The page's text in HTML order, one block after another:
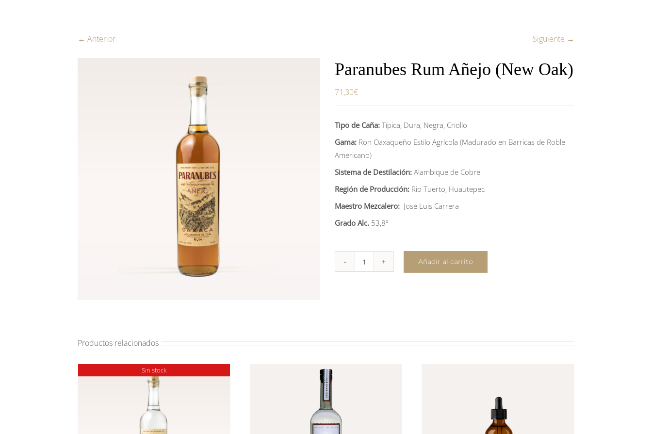
← Anterior Siguiente →
Paranubes Rum Añejo (New Oak)
71,30€
Tipo de Caña: Típica, Dura, Negra, Criollo
Gama: Ron Oaxaqueño Estilo Agrícola (Madurado en Barricas de Roble
Americano)
Sistema de Destilación: Alambique de Cobre
Región de Producción: Rio Tuerto, Huautepec
Maestro Mezcalero: José Luis Carrera
Grado Alc. 53,8º
Paranubes
Añadir al carrito
Productos relacionados
Sin stock